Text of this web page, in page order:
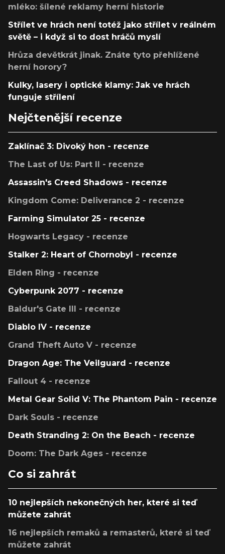
mléko: šílené reklamy herní historie
Střílet ve hrách není totéž jako střílet v reálném
světě – i když si to dost hráčů myslí
Hrůza devětkrát jinak. Znáte tyto přehlížené
herní horory?
Kulky, lasery i optické klamy: Jak ve hrách
funguje střílení
Nejčtenější recenze
Zaklínač 3: Divoký hon - recenze
The Last of Us: Part II - recenze
Assassin's Creed Shadows - recenze
Kingdom Come: Deliverance 2 - recenze
Farming Simulator 25 - recenze
Hogwarts Legacy - recenze
Stalker 2: Heart of Chornobyl - recenze
Elden Ring - recenze
Cyberpunk 2077 - recenze
Baldur's Gate III - recenze
Diablo IV - recenze
Grand Theft Auto V - recenze
Dragon Age: The Veilguard - recenze
Fallout 4 - recenze
Metal Gear Solid V: The Phantom Pain - recenze
Dark Souls - recenze
Death Stranding 2: On the Beach - recenze
Doom: The Dark Ages - recenze
Co si zahrát
10 nejlepších nekonečných her, které si teď
můžete zahrát
16 nejlepších remaků a remasterů, které si teď
můžete zahrát